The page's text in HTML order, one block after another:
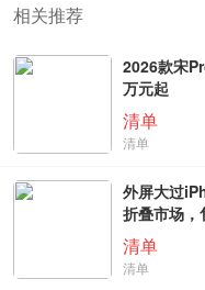
相关推荐
2026款宋
万元起
清单
清单
外屏大过
折叠市场，
清单
清单